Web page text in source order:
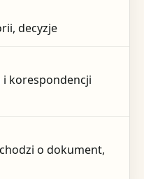
decyzje
i korespondencji
o dokument,